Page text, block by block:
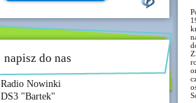
napisz do nas
Radio Nowinki
DS3 "Bartek"